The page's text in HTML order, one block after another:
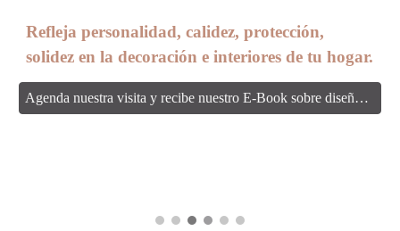
Refleja personalidad, calidez, protección,
solidez en la decoración e interiores de tu hogar.
Agenda nuestra visita y recibe nuestro E-Book sobre diseños e ideas!